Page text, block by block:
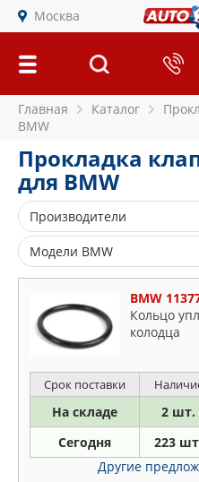
Москва
Главная Каталог
BMW
Прокладка
для BMW
Производители
AJUSA
BGA
BMW
CORTECO
ELRING
ELWIS ROYAL
FEBI
GLASER
Модели BMW
1
3
7
8
BMW
Кольцо
колодца
Срок поставки
На складе 2 шт.
Сегодня 223
Другие